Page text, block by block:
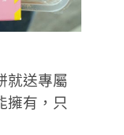
就送專屬
擁有，只